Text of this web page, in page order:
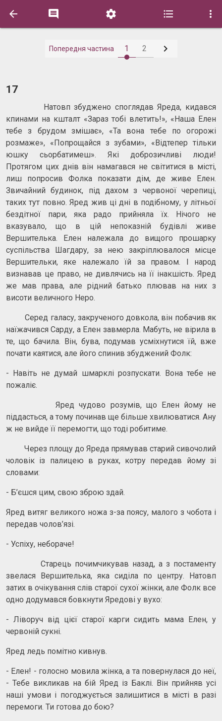
    
Попередня частина 1 2 
17
Натовп збуджено споглядав Яреда, кидався
кпинами на кшталт «Зараз тобі влетить!», «Наша Елен
тебе з брудом змішає», «Та вона тебе по огорожі
розмаже», «Попрощайся з зубами», «Відтепер тільки
юшку сьорбатимеш». Які доброзичливі люди!
Протягом цих днів він намагався не світитися в місті,
лиш попросив Фолка показати дім, де живе Елен.
Звичайний будинок, під дахом з червоної черепиці,
таких тут повно. Яред жив ці дні в подібному, у літньої
бездітної пари, яка радо прийняла їх. Нічого не
вказувало, що в цій непоказній будівлі живе
Вершителька. Елен належала до вищого прошарку
суспільства Шагдару, за нею закріплювалося місце
Вершительки, яке належало їй за правом. І народ
визнавав це право, не дивлячись на її інакшість. Яред
же мав права, але рідний батько плював на них з
висоти величного Неро.
Серед галасу, закрученого довкола, він побачив як
наїжачився Сарду, а Елен завмерла. Мабуть, не вірила в
те, що бачила. Він, бува, подумав усміхнутися їй, вже
почати каятися, але його спинив збуджений Фолк:
- Навіть не думай шмарклі розпускати. Вона тебе не
пожаліє.
Яред чудово розумів, що Елен йому не
піддасться, а тому починав ще більше хвилюватися. Ану
ж не вийде її перемогти, що тоді робитиме.
Через площу до Яреда прямував старий сивочолий
чоловік із палицею в руках, котру передав йому зі
словами:
- Б’єшся цим, свою зброю здай.
Яред витяг великого ножа з-за поясу, малого з чобота і
передав чолов’язі.
- Успіху, небораче!
Старець почимчикував назад, а з постаменту
звелася Вершителька, яка сиділа по центру. Натовп
затих в очікування слів старої сухої жінки, але Фолк все
одно додумався бовкнути Яредові у вухо:
- Ліворуч від цієї старої карги сидить мама Елен, у
червоній сукні.
Яред ледь помітно кивнув.
- Елен! - голосно мовила жінка, а та повернулася до неї,
- Тебе викликав на бій Яред із Баклі. Він прийняв усі
наші умови і погоджується залишитися в місті в разі
перемоги. Ти готова до бою?